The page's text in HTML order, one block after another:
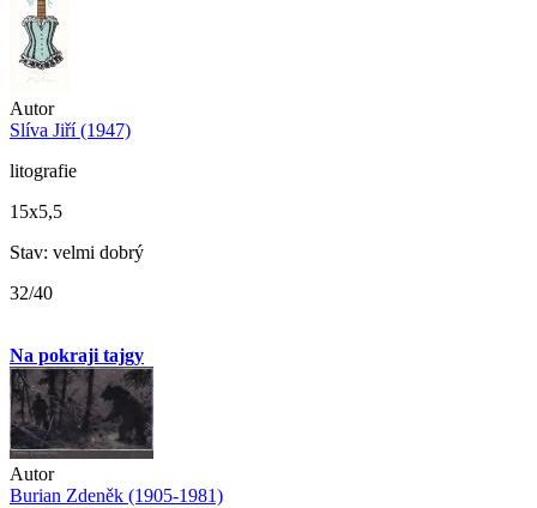
Autor
Slíva Jiří (1947)
litografie
15x5,5
Stav: velmi dobrý
32/40
Na pokraji tajgy
Autor
Burian Zdeněk (1905-1981)